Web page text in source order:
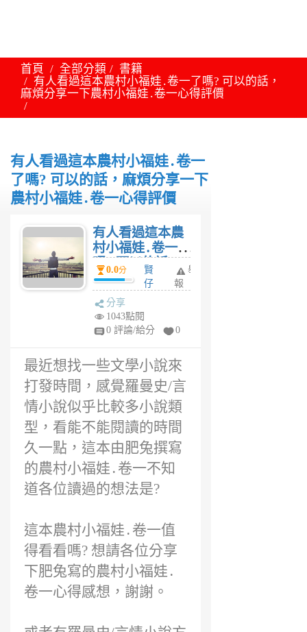
首頁 全部分類
書籍
有人看過這本農村小福娃․卷一了嗎? 可以的話，
麻煩分享一下農村小福娃․卷一心得評價
有人看過這本農村小福娃․卷一
了嗎? 可以的話，麻煩分享一下
農村小福娃․卷一心得評價
有人看過這本農
村小福娃․卷一了
嗎? 可以的話，
麻煩分享一下農
村小福娃․卷一心
得評價
0.0分
賢
仔
前
舉
報
分享
1043點閱
0 評論/給分
0
最近想找一些文學小說來
打發時間，感覺羅曼史/言
情小說似乎比較多小說類
型，看能不能閱讀的時間
久一點，這本由肥兔撰寫
的農村小福娃․卷一不知
道各位讀過的想法是?
這本農村小福娃․卷一值
得看看嗎? 想請各位分享
下肥兔寫的農村小福娃․
卷一心得感想，謝謝。